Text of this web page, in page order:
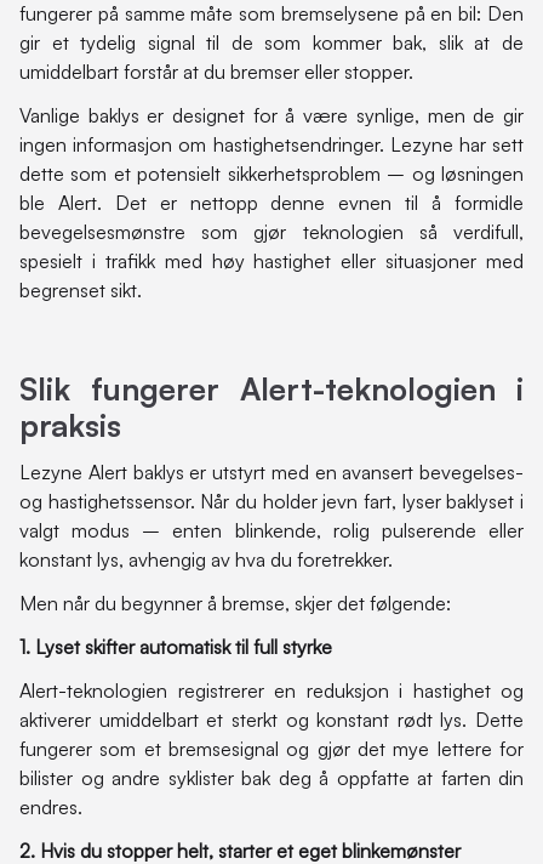
fungerer på samme måte som bremselysene på en bil: Den
gir et tydelig signal til de som kommer bak, slik at de
umiddelbart forstår at du bremser eller stopper.
Vanlige baklys er designet for å være synlige, men de gir
ingen informasjon om hastighetsendringer. Lezyne har sett
dette som et potensielt sikkerhetsproblem – og løsningen
ble Alert. Det er nettopp denne evnen til å formidle
bevegelsesmønstre som gjør teknologien så verdifull,
spesielt i trafikk med høy hastighet eller situasjoner med
begrenset sikt.
Slik fungerer Alert-teknologien i
praksis
Lezyne Alert baklys er utstyrt med en avansert bevegelses-
og hastighetssensor. Når du holder jevn fart, lyser baklyset i
valgt modus – enten blinkende, rolig pulserende eller
konstant lys, avhengig av hva du foretrekker.
Men når du begynner å bremse, skjer det følgende:
1. Lyset skifter automatisk til full styrke
Alert-teknologien registrerer en reduksjon i hastighet og
aktiverer umiddelbart et sterkt og konstant rødt lys. Dette
fungerer som et bremsesignal og gjør det mye lettere for
bilister og andre syklister bak deg å oppfatte at farten din
endres.
2. Hvis du stopper helt, starter et eget blinkemønster